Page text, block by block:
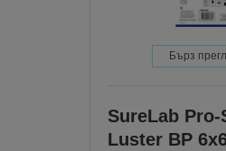
Бърз
SureLab Pro-
Luster BP